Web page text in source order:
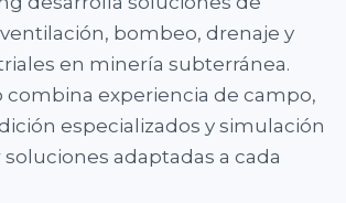
bombeo, drenaje y
en minería subterránea.
combina experiencia de campo,
especializados y simulación
soluciones adaptadas a cada